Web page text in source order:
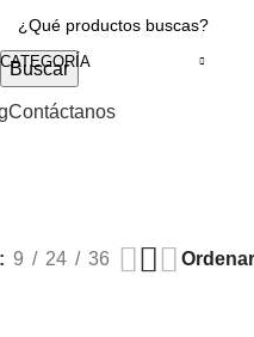
CATEGORÍA
Buscar
Contáctanos
9 24 36